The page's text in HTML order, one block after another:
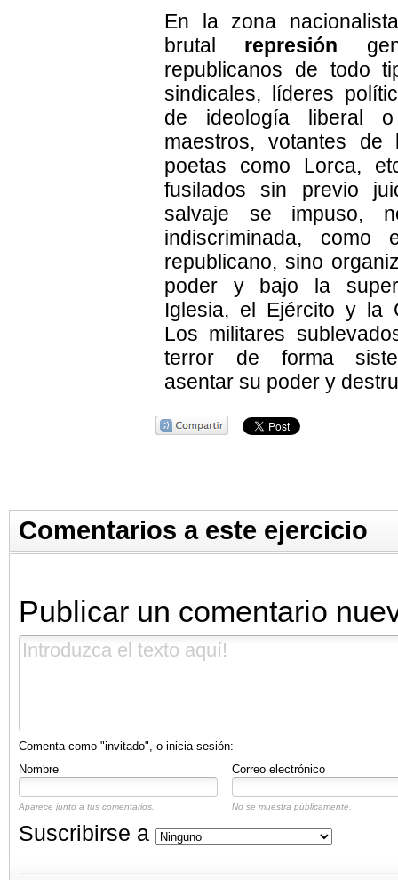
En la zona
brutal represión
republicanos de todo
sindicales, líderes
de ideología liberal o
maestros, votantes de
poetas como Lorca,
fusilados sin previo
salvaje se impuso,
indiscriminada, como
republicano, sino
poder y bajo la
Iglesia, el Ejército y la
Los militares
terror de forma
asentar su poder y
Comentarios a este ejercicio
Publicar un comentario
Comenta como "invitado", o inicia sesión:
Nombre
Correo electrónico
Aparece junto a tus comentarios. No se muestra públicamente.
Suscribirse a